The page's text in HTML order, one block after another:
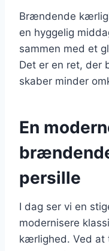
Brændende
en hyggelig
sammen med et
Det er en ret, der
skaber minder
En
persille
I dag ser vi en
modernisere
kærlighed. Ved at